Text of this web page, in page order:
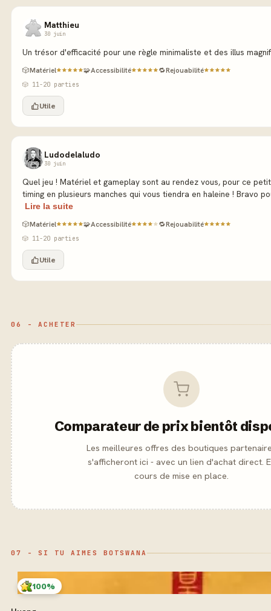
Matthieu
30 juin
Un trésor d'efficacité pour une règle minimaliste et des illus
🎲Matériel 🧩Accessibilité 🔁Rejouabilité
🎲 11-20 parties
Utile
Ludodelaludo
30 juin
Quel jeu ! Matériel et gameplay sont au rendez vous, pour ce
timing en plusieurs manches qui vous tiendra en haleine ! Bravo
Lire la suite
🎲Matériel 🧩Accessibilité 🔁Rejouabilité
🎲 11-20 parties
Utile
06 - ACHETER
Comparateur de prix bientôt
Les meilleures offres des boutiques
s'afficheront ici - avec un lien d'achat direct.
cours de mise en place.
07 - SI TU AIMES BOTSWANA
100%